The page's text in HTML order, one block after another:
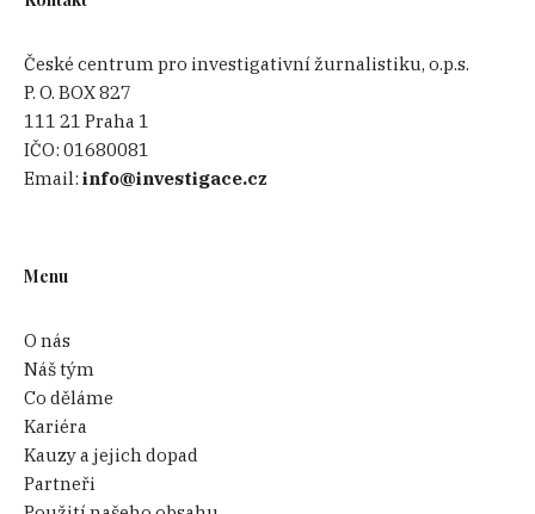
České centrum pro investigativní žurnalistiku, o.p.s.
P. O. BOX 827
111 21 Praha 1
IČO:01680081
Email:info@investigace.cz
Menu
O nás
Náš tým
Co děláme
Kariéra
Kauzy a jejich dopad
Partneři